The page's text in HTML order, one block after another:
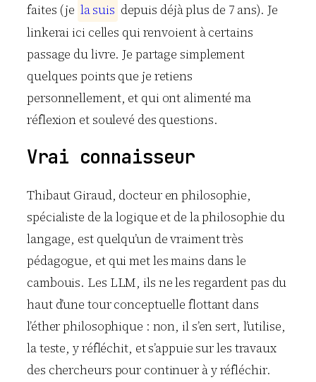
faites (je lasuis depuis déjà plus de 7 ans). Je
linkerai ici celles qui renvoient à certains
passage du livre. Je partage simplement
quelques points que je retiens
personnellement, et qui ont alimenté ma
réflexion et soulevé des questions.
Vrai connaisseur
Thibaut Giraud, docteur en philosophie,
spécialiste de la logique et de la philosophie du
langage, est quelqu’un de vraiment très
pédagogue, et qui met les mains dans le
cambouis. Les LLM, ils ne les regardent pas du
haut d’une tour conceptuelle flottant dans
l’éther philosophique : non, il s’en sert, l’utilise,
la teste, y réfléchit, et s’appuie sur les travaux
des chercheurs pour continuer à y réfléchir.